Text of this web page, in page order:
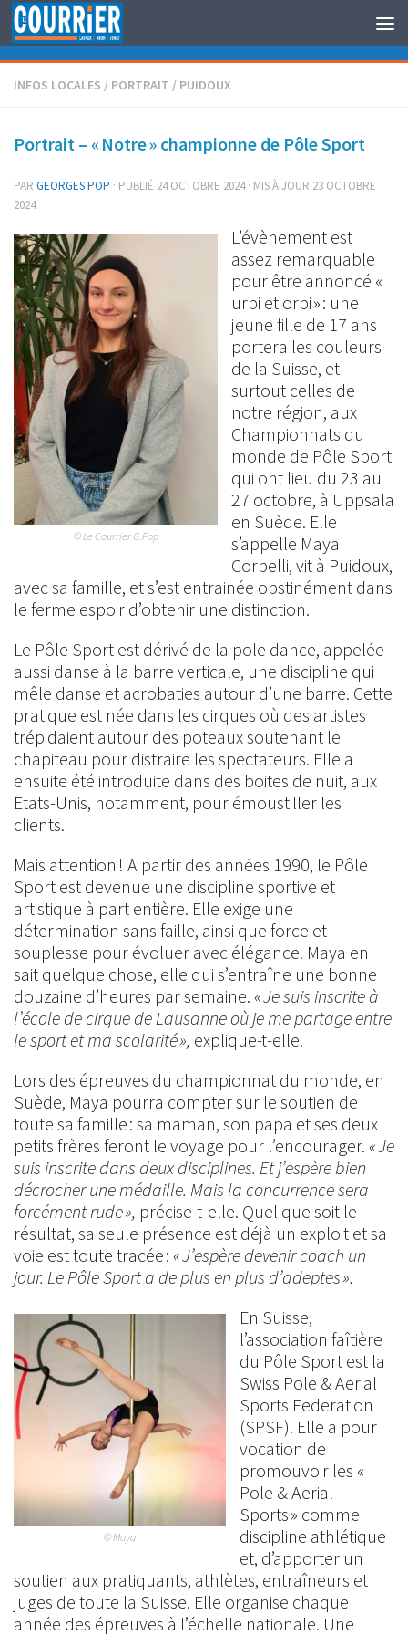
Au dessous du contenu
INFOS LOCALES / PORTRAIT / PUIDOUX
Portrait – « Notre » championne de Pôle Sport
PAR GEORGES POP · PUBLIÉ 24 OCTOBRE 2024· MIS À JOUR 23 OCTOBRE
2024
© Le Courrier G.Pop
L’évènement est
assez remarquable
pour être annoncé «
urbi et orbi » : une
jeune fille de 17 ans
portera les couleurs
de la Suisse, et
surtout celles de
notre région, aux
Championnats du
monde de Pôle Sport
qui ont lieu du 23 au
27 octobre, à Uppsala
en Suède. Elle
s’appelle Maya
Corbelli, vit à Puidoux,
avec sa famille, et s’est entrainée obstinément dans
le ferme espoir d’obtenir une distinction.
Le Pôle Sport est dérivé de la pole dance, appelée
aussi danse à la barre verticale, une discipline qui
mêle danse et acrobaties autour d’une barre. Cette
pratique est née dans les cirques où des artistes
trépidaient autour des poteaux soutenant le
chapiteau pour distraire les spectateurs. Elle a
ensuite été introduite dans des boites de nuit, aux
Etats-Unis, notamment, pour émoustiller les
clients.
Mais attention ! A partir des années 1990, le Pôle
Sport est devenue une discipline sportive et
artistique à part entière. Elle exige une
détermination sans faille, ainsi que force et
souplesse pour évoluer avec élégance. Maya en
sait quelque chose, elle qui s’entraîne une bonne
douzaine d’heures par semaine. « Je suis inscrite à
l’école de cirque de Lausanne où je me partage entre
le sport et ma scolarité », explique-t-elle.
Lors des épreuves du championnat du monde, en
Suède, Maya pourra compter sur le soutien de
toute sa famille : sa maman, son papa et ses deux
petits frères feront le voyage pour l’encourager. « Je
suis inscrite dans deux disciplines. Et j’espère bien
décrocher une médaille. Mais la concurrence sera
forcément rude », précise-t-elle. Quel que soit le
résultat, sa seule présence est déjà un exploit et sa
voie est toute tracée : « J’espère devenir coach un
jour. Le Pôle Sport a de plus en plus d’adeptes ».
© Maya
En Suisse,
l’association faîtière
du Pôle Sport est la
Swiss Pole & Aerial
Sports Federation
(SPSF). Elle a pour
vocation de
promouvoir les «
Pole & Aerial
Sports » comme
discipline athlétique
et, d’apporter un
soutien aux pratiquants, athlètes, entraîneurs et
juges de toute la Suisse. Elle organise chaque
année des épreuves à l’échelle nationale. Une